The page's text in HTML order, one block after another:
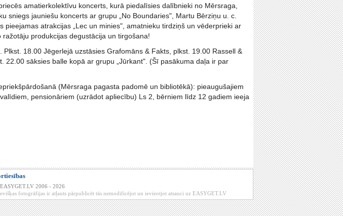
amatierkolektīvu koncerts, kurā piedalīsies dalībnieki no Mērsraga,
sniegs jauniešu koncerts ar grupu „No Boundaries", Martu Bērziņu u. c.
pieejamas atrakcijas „Lec un minies", amatnieku tirdziņš un vēderprieki ar
produkcijas degustācija un tirgošana!
18.00 Jēgerlejā uzstāsies Grafomāns & Fakts, plkst. 19.00 Rassell &
22.00 sāksies balle kopā ar grupu „Jūrkant". (Šī pasākuma daļa ir par
(Mērsraga pagasta padomē un bibliotēkā): pieaugušajiem
pensionāriem (uzrādot apliecību) Ls 2, bērniem līdz 12 gadiem ieeja
2006 - 2026
fotogrāfijas ir atļauts pārpublicēt tās nemodificējot un ievieotjot atsauci uz EASYGET.LV